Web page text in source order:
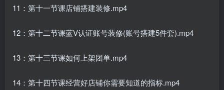
11：第十一节课店铺搭建装修.mp4
12：第十二节课蓝V认证账号装修(账号搭建5件套).mp4
13：第十三节课如何上架团单.mp4
14：第十四节课经营好店铺你需要知道的指标.mp4